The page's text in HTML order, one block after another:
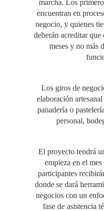
marcha. Los
encuentran en
negocio, y quienes
deberán acreditar que
meses y no más
Los giros de
elaboración
panadería o
personal,
El proyecto tendrá
empieza en el
participantes
donde se dará
negocios con un
fase de asistencia